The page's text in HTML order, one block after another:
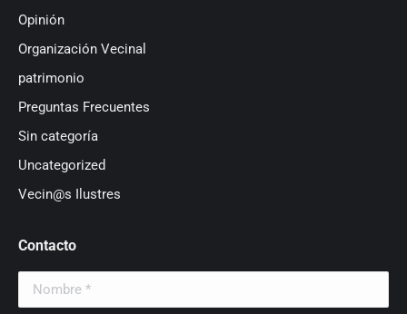
Opinión
Organización Vecinal
patrimonio
Preguntas Frecuentes
Sin categoría
Uncategorized
Vecin@s Ilustres
Contacto
Nombre *